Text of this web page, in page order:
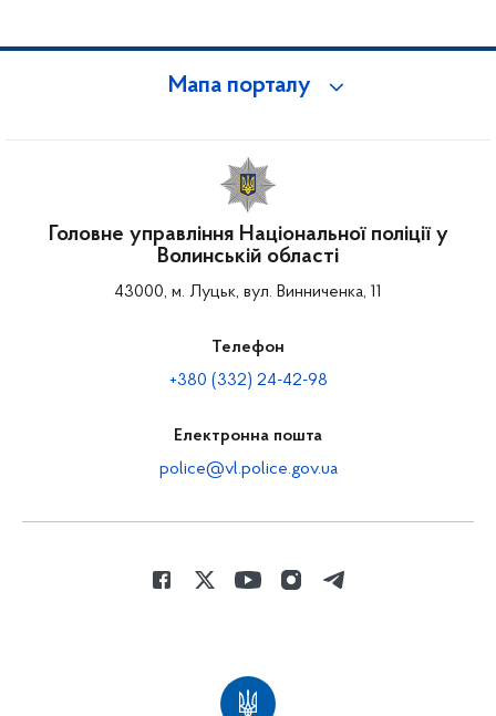
Мапа порталу
Головне управління Національної поліції у
Волинській області
43000, м. Луцьк, вул. Винниченка, 11
Телефон
+380 (332) 24-42-98
Електронна пошта
police@vl.police.gov.ua